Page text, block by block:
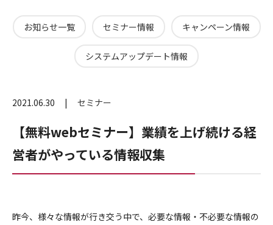
お知らせ一覧 セミナー情報 キャンペーン情報
システムアップデート情報
2021.06.30 セミナー
【無料webセミナー】業績を上げ続ける経
営者がやっている情報収集
昨今、様々な情報が行き交う中で、必要な情報・不必要な情報の